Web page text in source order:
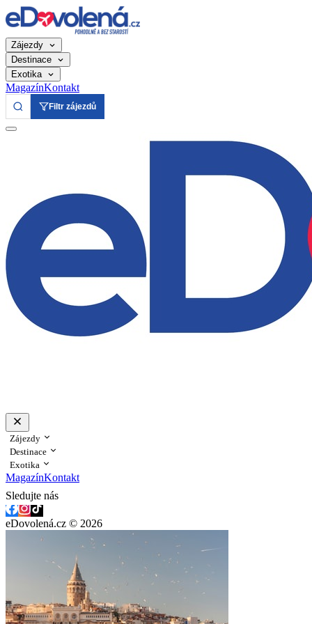
Zájezdy
Destinace
Exotika
MagazínKontakt
Filtr zájezdů
Zájezdy
Destinace
Exotika
MagazínKontakt
Sledujte nás
eDovolená.cz © 2026